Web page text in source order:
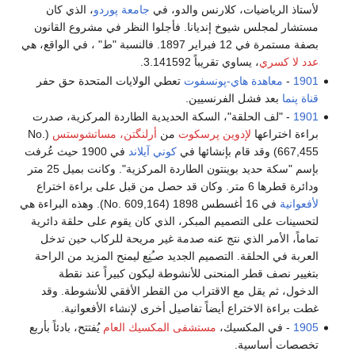
لأستاذ الرياضيات، كلارنس والدو، في جامعة پوردو، الذي كان
مستشار لمجلس شيوخ إنديانا. فأجلوا النظر في مشروع القانون
بصفة مستمرة في 12 فبراير 1897. فالنسبة "ط" ، في الواقع، هي
عدد لا كسري، يساوي تقريباً 3.141592.
1901
- معاهدة هاي-پونسفوت تعطي الولايات المتحدة حق حفر
قناة پنما بعد فشل الفرنسيين.
1901 - "لف الحلقة"، السكة الحديدية الطاردة المركزية، صدرت
براءة اختراعها لإدوين پرسكوت من أرلنگتن، مساتشوستس
(No.
667,455) وقد قام بإنشائها في
كوني آيلاند
في 1900 حيث عُرفت
بإسم "سكة حديد بوينتون الطاردة المركزية". وكانت بميل 25 متر
ودائرة قطرها 6 متر. وكان قد حصل من قبل على براءة اختراع
لأفعوانية
في 16 أغسطس 1898 (No. 609,164). وهذه البراءة هي
لتحسينات على التصميم المبكر، الذي كان يقوم على حلقة دائرية
تماماً، الأمر الذي نتج عنه صدمة غير مريحة للركاب حين تدخل
العربة في الحلقة. التصميم الجديد صـُنِع ليمنح المزيد من الراحة
بتغيير نصف قطر المنحنى للأنشوطة ليكون كبيراً عند نقطة
الدخول، ثم يقل مع الاقتراب من القطر الأفقي للأنشوطة. وقد
غطت براءة الاختراع أيضاً تفاصيل أخرى لإنشاء الأفعوانية.
1905 - في المكسيك، مستشفى المكسيك العام يُفتتح، بادئاً بأربع
تخصصات أساسية.